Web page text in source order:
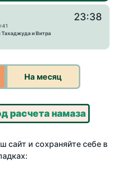
и Витра
23:38
На месяц
расчета намаза
сайт и сохраняйте себе в